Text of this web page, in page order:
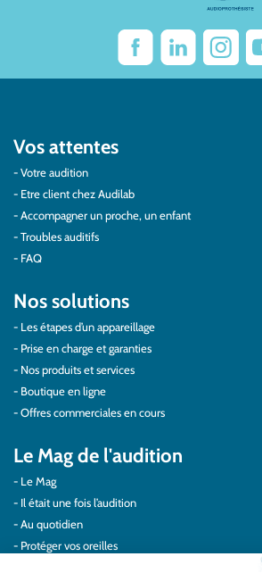
Vos attentes
Votre audition
Etre client chez Audilab
Accompagner un proche, un enfant
Troubles auditifs
FAQ
Nos solutions
Les étapes d’un appareillage
Prise en charge et garanties
Nos produits et services
Boutique en ligne
Offres commerciales en cours
Le Mag de l'audition
Le Mag
Il était une fois l’audition
Au quotidien
Protéger vos oreilles